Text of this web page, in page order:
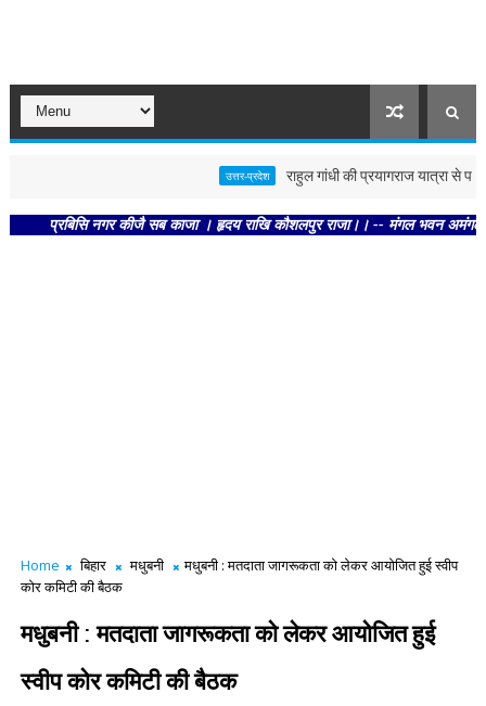
उत्तर-प्रदेश राहुल गांधी की प्रयागराज यात्रा से पहले
प्रबिसि नगर कीजै सब काजा । हृदय राखि कौशलपुर राजा।। -- मंगल भवन अमंगल
Home बिहार मधुबनी
मधुबनी : मतदाता जागरूकता को लेकर आयोजित हुई स्वीप
कोर कमिटी की बैठक
मधुबनी : मतदाता जागरूकता को लेकर आयोजित हुई
स्वीप कोर कमिटी की बैठक